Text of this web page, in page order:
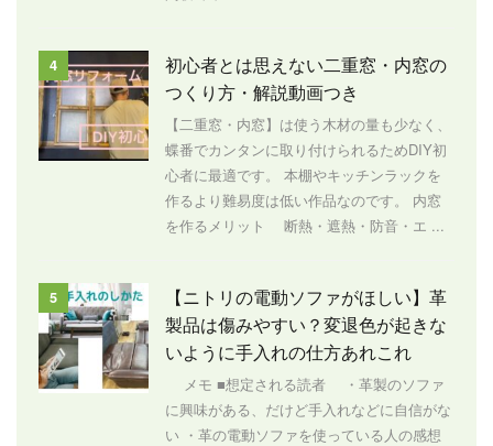
4
初心者とは思えない二重窓・内窓の
つくり方・解説動画つき
【二重窓・内窓】は使う木材の量も少なく、
蝶番でカンタンに取り付けられるためDIY初
心者に最適です。 本棚やキッチンラックを
作るより難易度は低い作品なのです。 内窓
を作るメリット 断熱・遮熱・防音・エ ...
5
【ニトリの電動ソファがほしい】革
製品は傷みやすい？変退色が起きな
いように手入れの仕方あれこれ
メモ ■想定される読者 ・革製のソファ
に興味がある、だけど手入れなどに自信がな
い ・革の電動ソファを使っている人の感想